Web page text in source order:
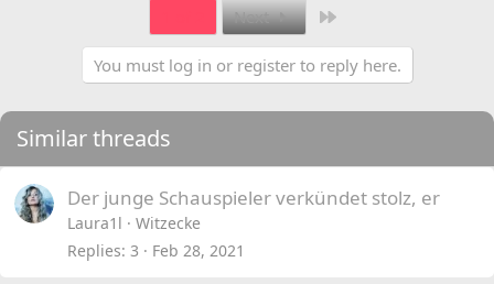
Next
You must log in or register to reply here.
Similar threads
Der junge Schauspieler verkündet stolz, er
Laura1l
Witzecke
Replies 3 Feb 28, 2021